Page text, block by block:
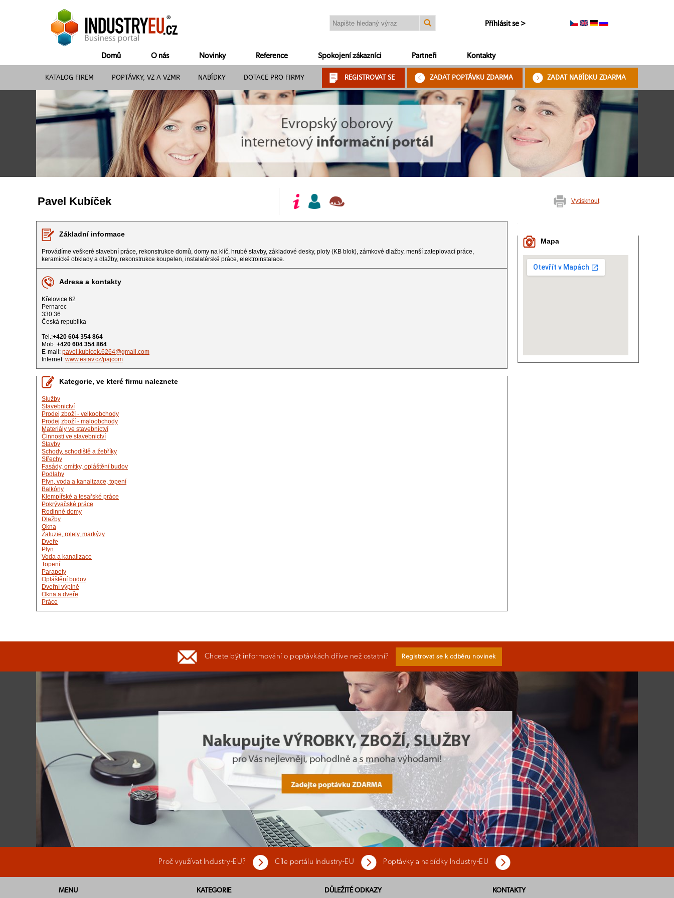
Příhlásit se >
Domů O nás Novinky Reference Spokojení zákazníci Partneři Kontakty
KATALOG FIREM POPTÁVKY, VZ A VZMR NABÍDKY DOTACE PRO FIRMY REGISTROVAT SE ZADAT POPTÁVKU ZDARMA ZADAT NABÍDKU ZDARMA
Pavel Kubíček Vytisknout
Mapa
Základní informace
Provádíme veškeré stavební práce, rekonstrukce domů, domy na klíč, hrubé stavby, základové desky, ploty (KB blok), zámkové dlažby, menší zateplovací práce,
keramické obklady a dlažby, rekonstrukce koupelen, instalatérské práce, elektroinstalace.
Adresa a kontakty
Křelovice 62
Pernarec
330 36
Česká republika
Tel.:+420 604 354 864
Mob.:+420 604 354 864
E-mail: pavel.kubicek.6264@gmail.com
Internet: www.estav.cz/pajcom
Kategorie, ve které firmu naleznete
Služby
Stavebnictví
Prodej zboží - velkoobchody
Prodej zboží - maloobchody
Materiály ve stavebnictví
Činnosti ve stavebnictví
Stavby
Schody, schodiště a žebříky
Střechy
Fasády, omítky, opláštění budov
Podlahy
Plyn, voda a kanalizace, topení
Balkóny
Klempířské a tesařské práce
Pokrývačské práce
Rodinné domy
Dlažby
Okna
Žaluzie, rolety, markýzy
Dveře
Plyn
Voda a kanalizace
Topení
Parapety
Opláštění budov
Dveřní výplně
Okna a dveře
Práce
Chcete být informování o poptávkách dříve než ostatní? Registrovat se k odběru novinek
Proč využívat Industry-EU? Cíle portálu Industry-EU Poptávky a nabídky Industry-EU
MENU KATEGORIE DŮLEŽITÉ ODKAZY KONTAKTY